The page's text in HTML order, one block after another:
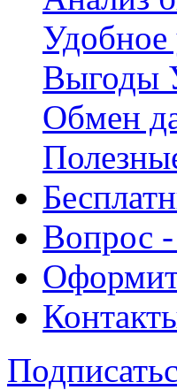
Удобное
Выгоды
Обмен
Вопрос -